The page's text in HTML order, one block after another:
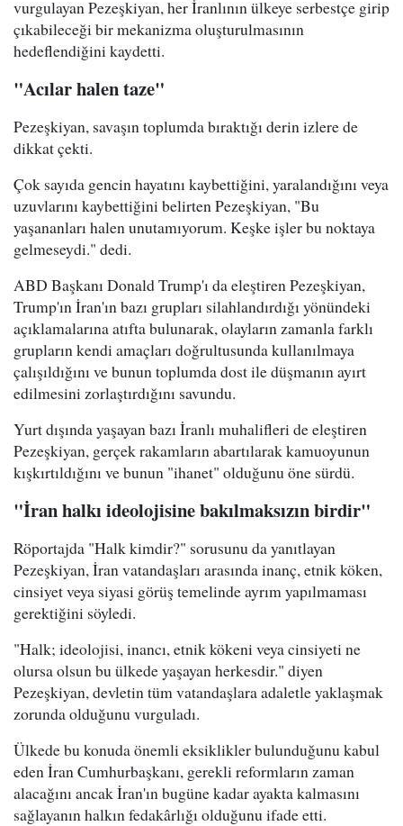
vurgulayan Pezeşkiyan, her İranlının ülkeye serbestçe girip
çıkabileceği bir mekanizma oluşturulmasının
hedeflendiğini kaydetti.
"Acılar halen taze"
Pezeşkiyan, savaşın toplumda bıraktığı derin izlere de
dikkat çekti.
Çok sayıda gencin hayatını kaybettiğini, yaralandığını veya
uzuvlarını kaybettiğini belirten Pezeşkiyan, "Bu
yaşananları halen unutamıyorum. Keşke işler bu noktaya
gelmeseydi." dedi.
ABD Başkanı Donald Trump'ı da eleştiren Pezeşkiyan,
Trump'ın İran'ın bazı grupları silahlandırdığı yönündeki
açıklamalarına atıfta bulunarak, olayların zamanla farklı
grupların kendi amaçları doğrultusunda kullanılmaya
çalışıldığını ve bunun toplumda dost ile düşmanın ayırt
edilmesini zorlaştırdığını savundu.
Yurt dışında yaşayan bazı İranlı muhalifleri de eleştiren
Pezeşkiyan, gerçek rakamların abartılarak kamuoyunun
kışkırtıldığını ve bunun "ihanet" olduğunu öne sürdü.
"İran halkı ideolojisine bakılmaksızın birdir"
Röportajda "Halk kimdir?" sorusunu da yanıtlayan
Pezeşkiyan, İran vatandaşları arasında inanç, etnik köken,
cinsiyet veya siyasi görüş temelinde ayrım yapılmaması
gerektiğini söyledi.
"Halk; ideolojisi, inancı, etnik kökeni veya cinsiyeti ne
olursa olsun bu ülkede yaşayan herkesdir." diyen
Pezeşkiyan, devletin tüm vatandaşlara adaletle yaklaşmak
zorunda olduğunu vurguladı.
Ülkede bu konuda önemli eksiklikler bulunduğunu kabul
eden İran Cumhurbaşkanı, gerekli reformların zaman
alacağını ancak İran'ın bugüne kadar ayakta kalmasını
sağlayanın halkın fedakârlığı olduğunu ifade etti.